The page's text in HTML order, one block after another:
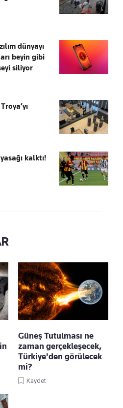
dünyayı
beyin gibi
siliyor
kalktı!
Güneş Tutulması ne
zaman gerçekleşecek,
Türkiye'den görülecek
mi?
Kaydet